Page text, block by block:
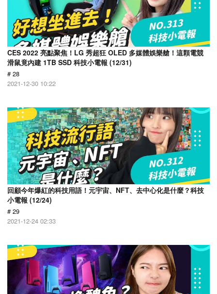
CES 2022 亮點聚焦！LG 秀超狂 OLED 多媒體娛樂艙！這顆電競
滑鼠竟內建 1TB SSD 科技小電報 (12/31)
# 28
2021-12-30 10:22
回顧今年爆紅的科技用語！元宇宙、NFT、去中心化是什麼？科技
小電報 (12/24)
# 29
2021-12-24 02:33